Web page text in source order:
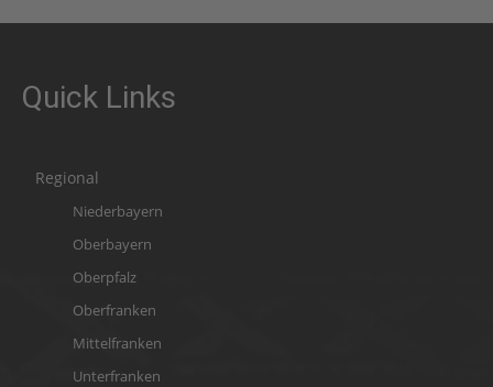
Quick Links
Regional
Niederbayern
Oberbayern
Oberpfalz
Oberfranken
Mittelfranken
Unterfranken